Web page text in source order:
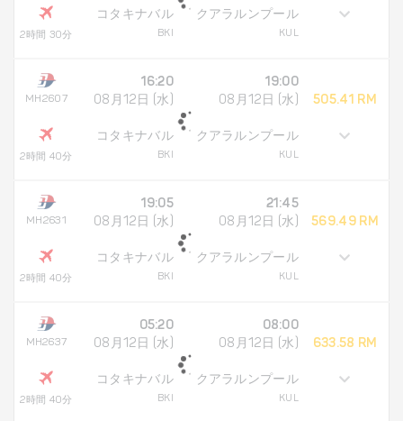
2時間 30分
コタキナバル
BKI
クアラルンプール
KUL
MH2607
2時間 40分
16:20
08月12日 (水)
コタキナバル
BKI
19:00
08月12日 (水)
クアラルンプール
KUL
505.41 RM
MH2631
2時間 40分
19:05
08月12日 (水)
コタキナバル
BKI
21:45
08月12日 (水)
クアラルンプール
KUL
569.49 RM
MH2637
2時間 40分
05:20
08月12日 (水)
コタキナバル
BKI
08:00
08月12日 (水)
クアラルンプール
KUL
633.58 RM